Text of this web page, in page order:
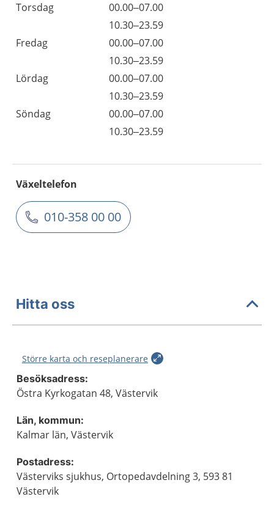
Torsdag
00.00–07.00
10.30–23.59
Fredag
00.00–07.00
10.30–23.59
Lördag
00.00–07.00
10.30–23.59
Söndag
00.00–07.00
10.30–23.59
Växeltelefon
010-358 00 00
Hitta oss
Större karta och reseplanerare
Besöksadress:
Östra Kyrkogatan 48, Västervik
Län, kommun:
Kalmar län, Västervik
Postadress:
Västerviks sjukhus, Ortopedavdelning 3, 593 81
Västervik